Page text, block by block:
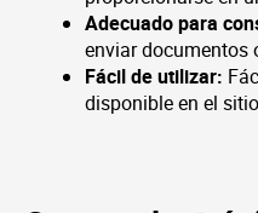
Adecuado para
enviar documentos
Fácil de utilizar:
disponible en el